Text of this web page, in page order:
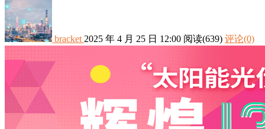
bracket 2025 年 4 月 25 日 12:00 阅读(639) 评论(0)